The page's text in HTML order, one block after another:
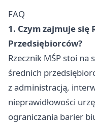
FAQ
1. Czym zajmuje się
Przedsiębiorców?
Rzecznik MŚP stoi
średnich
z administracją,
nieprawidłowości
ograniczania barier